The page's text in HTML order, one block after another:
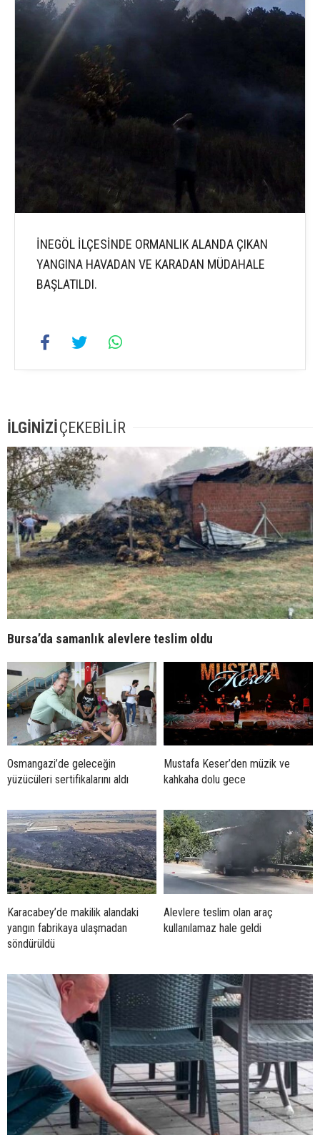
İNEGÖL İLÇESİNDE ORMANLIK ALANDA ÇIKAN
YANGINA HAVADAN VE KARADAN MÜDAHALE
BAŞLATILDI.
İLGİNİZİÇEKEBİLİR
Bursa’da samanlık alevlere teslim oldu
Osmangazi’de geleceğin
yüzücüleri sertifikalarını aldı
Mustafa Keser’den müzik ve
kahkaha dolu gece
Karacabey’de makilik alandaki
yangın fabrikaya ulaşmadan
söndürüldü
Alevlere teslim olan araç
kullanılamaz hale geldi